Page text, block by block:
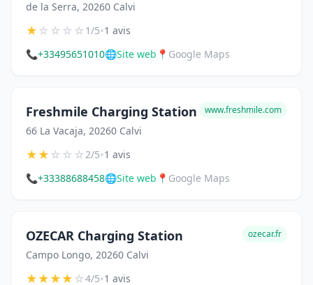
de la Serra, 20260 Calvi
★☆☆☆☆1/5•1 avis
📞+33495651010🌐Site web 📍 Google Maps
Freshmile Charging Station
66 La Vacaja, 20260 Calvi
www.freshmile.com
★★☆☆☆2/5•1 avis
📞+33388688458🌐Site web 📍 Google Maps
OZECAR Charging Station
Campo Longo, 20260 Calvi
ozecar.fr
★★★★☆4/5•1 avis